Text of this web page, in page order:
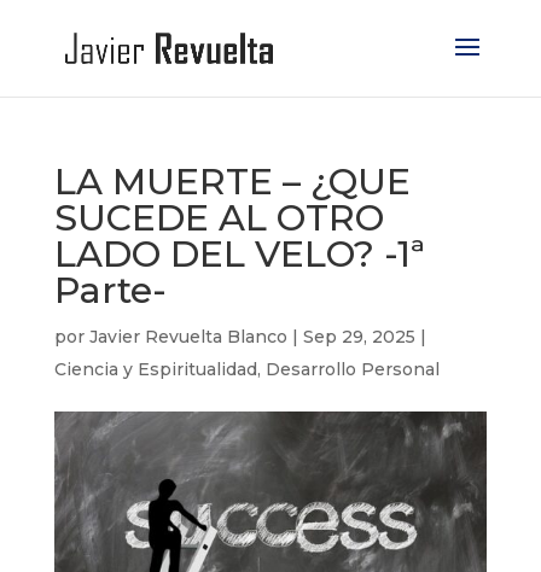
LA MUERTE – ¿QUE
SUCEDE AL OTRO
LADO DEL VELO? -1ª
Parte-
por Javier Revuelta Blanco | Sep 29, 2025 |
Ciencia y Espiritualidad, Desarrollo Personal